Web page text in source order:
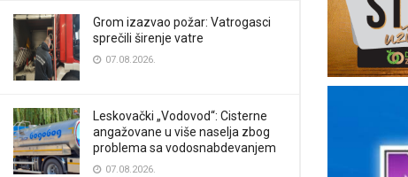
Grom izazvao požar: Vatrogasci
sprečili širenje vatre
07.08.2026.
Leskovački „Vodovod“: Cisterne
angažovane u više naselja zbog
problema sa vodosnabdevanjem
07.08.2026.